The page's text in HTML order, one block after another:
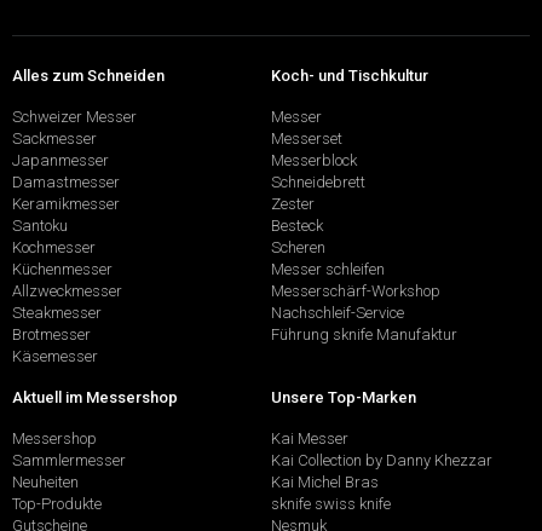
Alles zum Schneiden
Schweizer Messer
Sackmesser
Japanmesser
Damastmesser
Keramikmesser
Santoku
Kochmesser
Küchenmesser
Allzweckmesser
Steakmesser
Brotmesser
Käsemesser
Koch- und Tischkultur
Messer
Messerset
Messerblock
Schneidebrett
Zester
Besteck
Scheren
Messer schleifen
Messerschärf-Workshop
Nachschleif-Service
Führung sknife Manufaktur
Aktuell im Messershop
Messershop
Sammlermesser
Neuheiten
Top-Produkte
Gutscheine
Unsere Top-Marken
Kai Messer
Kai Collection by Danny Khezzar
Kai Michel Bras
sknife swiss knife
Nesmuk